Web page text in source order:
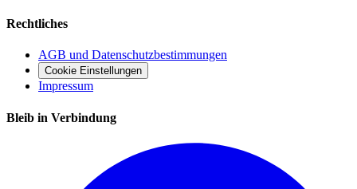
Rechtliches
AGB und Datenschutzbestimmungen
Cookie Einstellungen
Impressum
Bleib in Verbindung